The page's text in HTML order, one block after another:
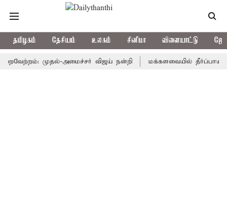
தமிழகம் தேசியம் உலகம் சினிமா விளையாட்டு
முதல்-அமைச்சர் விஜய் நன்றி மக்களவையில் தீர்ப்பாய